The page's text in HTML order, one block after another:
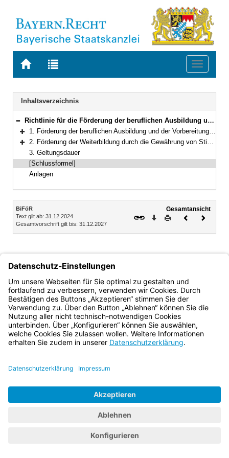
Zur
BAYERN.RECHT
Zur
letzten
Suche
Toggle
Navigation
Inhaltsverzeichnis
Bereich reduzieren
Richtlinie für die Förderung der beruflichen Ausbildung und der Fortbildung zur Vorbereitung auf die Meisterprüfung für Berufe der Land-, Haus- und Forstwirtschaft sowie für die Gewährung von Stipendien
Bereich erweitern
1. Förderung der beruflichen Ausbildung und der Vorbereitung auf die Meisterprüfung
Bereich erweitern
2. Förderung der Weiterbildung durch die Gewährung von Stipendien an Absolventen der Landwirtschaftsschulen und der staatlichen Fachschulen für Agrarwirtschaft
3. Geltungsdauer
[Schlussformel]
Anlagen
Inhalt
BiFöR
Text gilt ab: 31.12.2024
Gesamtvorschrift gilt bis: 31.12.2027
Gesamtansicht
Download
DruckenVorheriges
Bayern.de
BayernPortal
Datenschutz
Barrierefreiheit
Kontrastwechsel